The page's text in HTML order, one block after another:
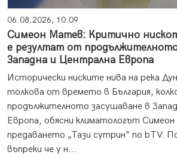
06.08.2026, 10:09
Симеон Матев: Критично
е резултат от
Западна и Централна Европа
Исторически ниските нива на река
толкова от времето в България,
продължителното засушаване в
Европа, обясни климатологът
предаването „Тази сутрин“ по bTV.
въпреки че у н...